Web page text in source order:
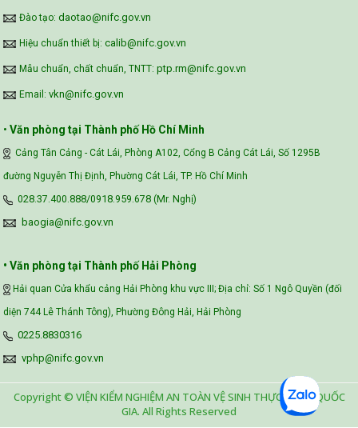
Đào tạo: daotao@nifc.gov.vn
Hiệu chuẩn thiết bị: calib@nifc.gov.vn
Mẫu chuẩn, chất chuẩn, TNTT: ptp.rm@nifc.gov.vn
Email: vkn@nifc.gov.vn
• Văn phòng tại Thành phố Hồ Chí Minh
Cảng Tân Cảng - Cát Lái, Phòng A102, Cổng B Cảng Cát Lái, Số 1295B
đường Nguyễn Thị Định, Phường Cát Lái, TP. Hồ Chí Minh
028.37.400.888/0918.959.678 (Mr. Nghị)
baogia@nifc.gov.vn
• Văn phòng tại Thành phố Hải Phòng
Hải quan Cửa khẩu cảng Hải Phòng khu vực III; Địa chỉ: Số 1 Ngô Quyền (đối
diện 744 Lê Thánh Tông), Phường Đông Hải, Hải Phòng
0225.8830316
vphp@nifc.gov.vn
Copyright © VIỆN KIỂM NGHIỆM AN TOÀN VỆ SINH THỰC PHẨM QUỐC
GIA. All Rights Reserved